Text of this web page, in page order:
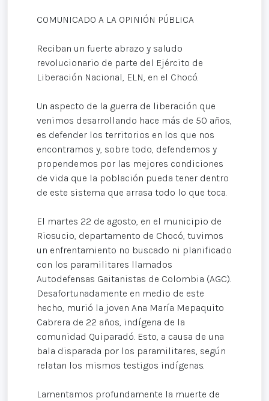
COMUNICADO A LA OPINIÓN PÚBLICA
Reciban un fuerte abrazo y saludo
revolucionario de parte del Ejército de
Liberación Nacional, ELN, en el Chocó.
Un aspecto de la guerra de liberación que
venimos desarrollando hace más de 50 años,
es defender los territorios en los que nos
encontramos y, sobre todo, defendemos y
propendemos por las mejores condiciones
de vida que la población pueda tener dentro
de este sistema que arrasa todo lo que toca.
El martes 22 de agosto, en el municipio de
Riosucio, departamento de Chocó, tuvimos
un enfrentamiento no buscado ni planificado
con los paramilitares llamados
Autodefensas Gaitanistas de Colombia (AGC).
Desafortunadamente en medio de este
hecho, murió la joven Ana María Mepaquito
Cabrera de 22 años, indígena de la
comunidad Quiparadó. Esto, a causa de una
bala disparada por los paramilitares, según
relatan los mismos testigos indígenas.
Lamentamos profundamente la muerte de